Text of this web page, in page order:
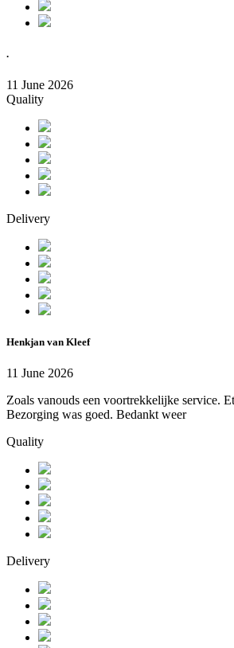
.
11 June 2026
Quality
Delivery
Henkjan van Kleef
11 June 2026
Zoals vanouds een voortrekkelijke service.
Bezorging was goed. Bedankt weer
Quality
Delivery